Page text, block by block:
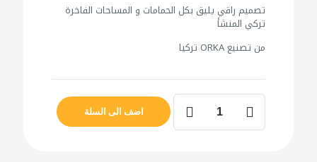
تصميم راقي يليق بكل الحمامات و المساحات الفاخرة
تركي المنشأ
من تصنيع ORKA تركيا
كمية
مغسلة
تركي
اضف الى السلة